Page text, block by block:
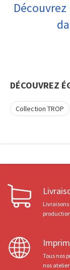
Découvrez
DÉCOUVREZ
Collection TROP
Tous nos
nos